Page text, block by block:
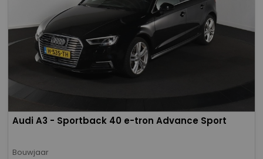
Audi A3 - Sportback 40 e-tron Advance Sport
Bouwjaar